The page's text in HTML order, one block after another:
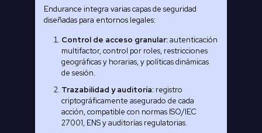
Endurance integra varias capas de seguridad
diseñadas para entornos legales:
Control de acceso granular:autenticación
multifactor, control por roles, restricciones
geográficas y horarias, y políticas dinámicas
de sesión.
Trazabilidad y auditoría: registro
criptográficamente asegurado de cada
acción, compatible con normas ISO/IEC
27001, ENS y auditorías regulatorias.